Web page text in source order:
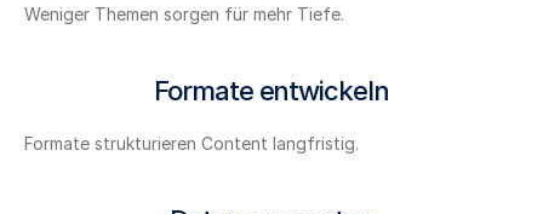
Weniger Themen sorgen für mehr Tiefe.
Formate entwickeln
Formate strukturieren Content langfristig.